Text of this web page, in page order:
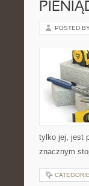
POSTED
tylko jej, jest
znacznym